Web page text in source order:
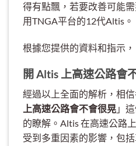
得有點飄，若要改善可能
用TNGA平台的12代Altis。
根據您提供的資料和指示，
開 Altis 上高速公路會
經過以上全面的解析，相
上高速公路會不會很晃 」
的瞭解。Altis 在高速公路
受到多重因素的影響，包